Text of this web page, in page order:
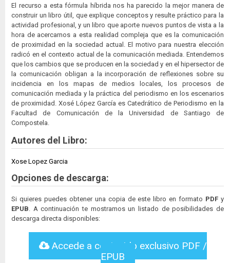
El recurso a esta fórmula híbrida nos ha parecido la mejor manera de
construir un libro útil, que explique conceptos y resulte práctico para la
actividad profesional, y un libro que aporte nuevos puntos de vista a la
hora de acercarnos a esta realidad compleja que es la comunicación
de proximidad en la sociedad actual. El motivo para nuestra elección
radicó en el contexto actual de la comunicación mediada. Entendemos
que los cambios que se producen en la sociedad y en el hipersector de
la comunicación obligan a la incorporación de reflexiones sobre su
incidencia en los mapas de medios locales, los procesos de
comunicación mediada y la práctica del periodismo en los escenarios
de proximidad. Xosé López García es Catedrático de Periodismo en la
Facultad de Comunicación de la Universidad de Santiago de
Compostela.
Autores del Libro:
Xose Lopez Garcia
Opciones de descarga:
Si quieres puedes obtener una copia de este libro en formato PDF y
EPUB . A continuación te mostramos un listado de posibilidades de
descarga directa disponibles:
Accede a contenido exclusivo PDF /
EPUB